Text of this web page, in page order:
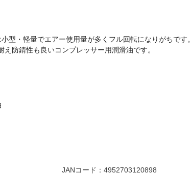
型・軽量でエアー使用量が多くフル回転になりがちです。
防錆性も良いコンプレッサー用潤滑油です。
JANコード： 4952703120898